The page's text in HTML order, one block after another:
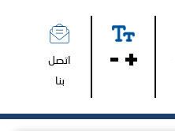
اتصل
بنا